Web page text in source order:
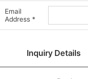
Email
Address *
Inquiry Details